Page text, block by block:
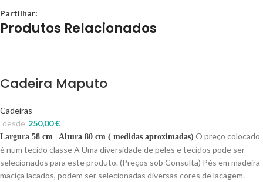
Partilhar:
Produtos Relacionados
Cadeira Maputo
Cadeiras
250,00€
desde
Largura 58 cm | Altura 80 cm ( medidas aproximadas) O preço colocado
é num tecido classe A Uma diversidade de peles e tecidos pode ser
selecionados para este produto. (Preços sob Consulta) Pés em madeira
maciça lacados, podem ser selecionadas diversas cores de lacagem.